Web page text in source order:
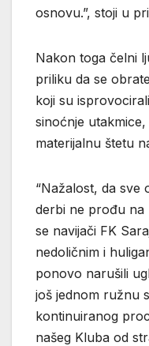
osnovu.”, stoji u
Nakon toga čelni
priliku da se
koji su
sinoćnje
materijalnu štetu
“Nažalost, da sve
derbi ne prođu na
se navijači FK
nedoličnim i
ponovo narušili
još jednom ružnu
kontinuiranog
našeg Kluba od